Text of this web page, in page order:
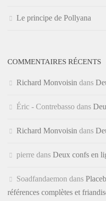
Le principe de Pollyana
COMMENTAIRES RÉCENTS
Richard Monvoisin dans
Éric - Contrebasso dans
Richard Monvoisin dans
pierre dans Deux confs en
Soadfandaemon dans
références complètes et